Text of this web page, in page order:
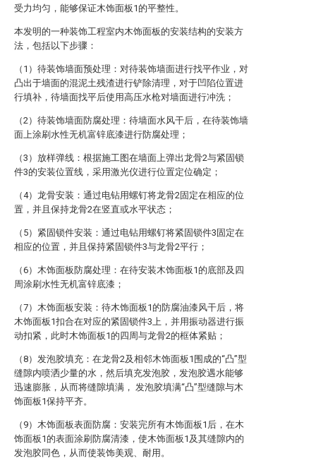
受力均匀，能够保证木饰面板1的平整性。
本发明的一种装饰工程室内木饰面板的安装结构的安装方
法，包括以下步骤：
（1）待装饰墙面预处理：对待装饰墙面进行找平作业，对
凸出于墙面的混泥土残渣进行铲除清理，对于凹陷位置进
行填补，待墙面找平后使用高压水枪对墙面进行冲洗；
（2）待装饰墙面防腐处理：待墙面水风干后，在待装饰墙
面上涂刷水性无机富锌底漆进行防腐处理；
（3）放样弹线：根据施工图在墙面上弹出龙骨2与紧固锁
件3的安装位置线，采用激光仪进行位置定位确定；
（4）龙骨安装：通过电钻用螺钉将龙骨2固定在相应的位
置，并且保持龙骨2在竖直或水平状态；
（5）紧固锁件安装：通过电钻用螺钉将紧固锁件3固定在
相应的位置，并且保持紧固锁件3与龙骨2平行；
（6）木饰面板防腐处理：在待安装木饰面板1的底部及四
周涂刷水性无机富锌底漆；
（7）木饰面板安装：待木饰面板1的防腐油漆风干后，将
木饰面板1扣合在对应的紧固锁件3上，并用振动器进行振
动扣紧，此时木饰面板1的四周与龙骨2的框体紧贴；
（8）发泡胶填充：在龙骨2及相邻木饰面板1围成的“凸”型
缝隙内喷洒少量的水，然后填充发泡胶，发泡胶遇水能够
迅速膨胀，从而将缝隙填满， 发泡胶填满“凸”型缝隙与木
饰面板1保持平齐。
（9）木饰面板表面防腐：安装完所有木饰面板1后，在木
饰面板1的表面涂刷防腐清漆，使木饰面板1及其缝隙内的
发泡胶同色，从而使装饰美观、耐用。